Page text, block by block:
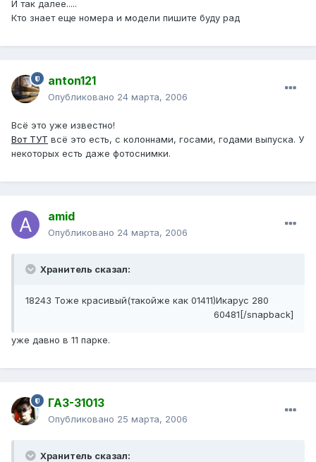
И так далее.....
Кто знает еще номера и модели пишите буду рад
anton121
Опубликовано 24 марта, 2006
Всё это уже известно!
Вот ТУТ всё это есть, с колоннами, госами, годами выпуска. У
некоторых есть даже фотоснимки.
amid
Опубликовано 24 марта, 2006
Хранитель сказал:
18243 Тоже красивый(такойже как 01411)Икарус 280
60481[/snapback]
уже давно в 11 парке.
ГАЗ-31013
Опубликовано 25 марта, 2006
Хранитель сказал: